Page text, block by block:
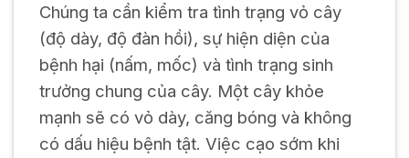
Chúng ta cần kiểm tra tình trạng vỏ cây
(độ dày, độ đàn hồi), sự hiện diện của
bệnh hại (nấm, mốc) và tình trạng sinh
trưởng chung của cây. Một cây khỏe
mạnh sẽ có vỏ dày, căng bóng và không
có dấu hiệu bệnh tật. Việc cạo sớm khi